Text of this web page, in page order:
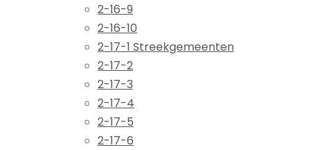
2-16-9
2-16-10
2-17-1 Streekgemeenten
2-17-2
2-17-3
2-17-4
2-17-5
2-17-6